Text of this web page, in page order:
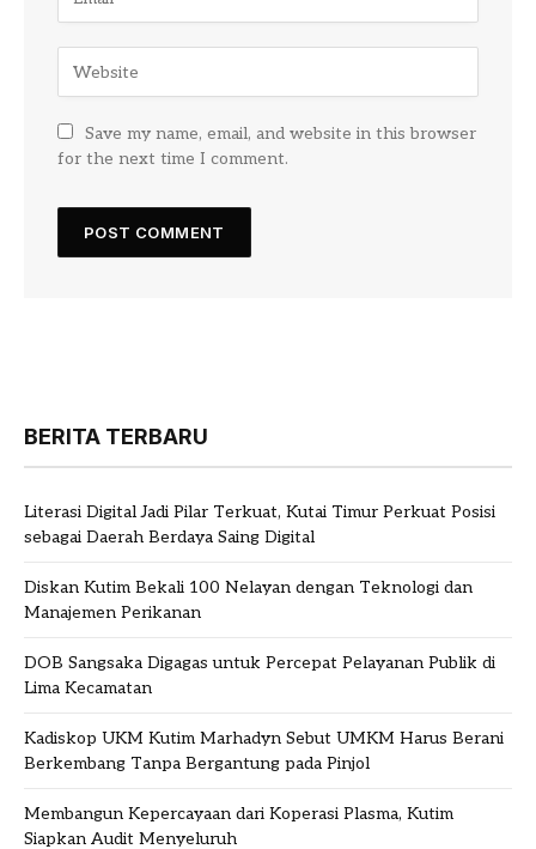
Save my name, email, and website in this browser
for the next time I comment.
BERITA TERBARU
Literasi Digital Jadi Pilar Terkuat, Kutai Timur Perkuat Posisi
sebagai Daerah Berdaya Saing Digital
Diskan Kutim Bekali 100 Nelayan dengan Teknologi dan
Manajemen Perikanan
DOB Sangsaka Digagas untuk Percepat Pelayanan Publik di
Lima Kecamatan
Kadiskop UKM Kutim Marhadyn Sebut UMKM Harus Berani
Berkembang Tanpa Bergantung pada Pinjol
Membangun Kepercayaan dari Koperasi Plasma, Kutim
Siapkan Audit Menyeluruh